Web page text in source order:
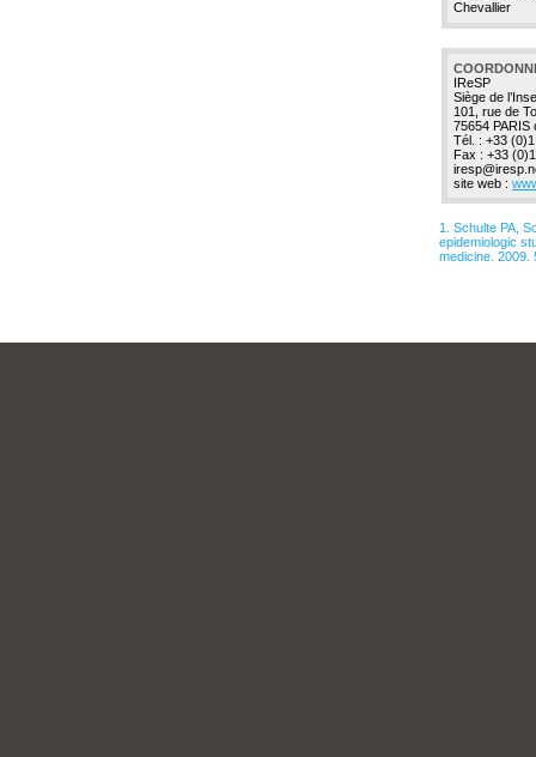
Chevallier
IReSP
Siège de
101, rue de
75654 PARIS
Tél. : +33
Fax : +33
site web :
1. Schulte PA,
epidemiologic
medicine. 2009.